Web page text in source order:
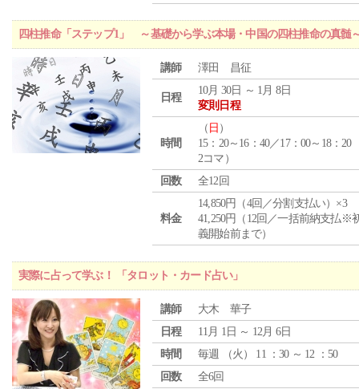
四柱推命「ステップ1」 ～基礎から学ぶ本場・中国の四柱推命の真髄
講師 澤田 昌征
日程
10月 30日 ～ 1月 8日
変則日程
時間
（ 日 ）
15：20～16：40／17：00～18：20
2コマ）
回数
全12回
料金
14,850円（4回／分割支払い）×3
41,250円（12回／一括前納支払※
義開始前まで）
実際に占って学ぶ！ 「タロット・カード占い」
講師
大木 華子
日程
11月 1日 ～ 12月 6日
時間
毎週 （火 ） 11 ：30 ～ 12 ：50
回数
全6回